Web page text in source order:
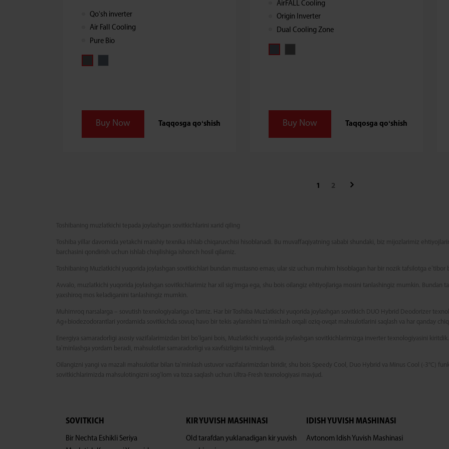
Qoʻsh inverter
Air Fall Cooling
Pure Bio
Buy Now Taqqosga qoʻshish
haroratni yanada tekis ushlash va
mahsulotlarning musaffoligini saqlash
imkonini beradi.
AirFALL Cooling
Origin Inverter
Dual Cooling Zone
Buy Now Taqqosga qoʻshish
1 2
Toshibaning muzlatkichi tepada joylashgan sovitkichlarini xarid qiling
Toshiba yillar davomida yetakchi maishiy texnika ishlab chiqaruvchisi hisoblanadi. Bu muvaffaqiyatning sababi shundaki, biz mijozlarimiz
barchasini qondirish uchun ishlab chiqilishiga ishonch hosil qilamiz.
Toshibaning Muzlatkichi yuqorida joylashgan sovitkichlari bundan mustasno emas; ular siz uchun muhim hisoblagan har bir nozik tafsilotga eʼtibor
Avvalo, muzlatkichi yuqorida joylashgan sovitkichlarimiz har xil sigʻimga ega, shu bois oilangiz ehtiyojlariga mosini tanlashingiz mumkin. Bundan
yaxshiroq mos keladiganini tanlashingiz mumkin.
Muhimroq narsalarga – sovutish texnologiyalariga oʻtamiz. Har bir Toshiba Muzlatkichi yuqorida joylashgan sovitkich DUO Hybrid Deodorizer
Ag+biodezodorantlari yordamida sovitkichda sovuq havo bir tekis aylanishini taʼminlash orqali oziq-ovqat mahsulotlarini saqlash va har qanday
Energiya samaradorligi asosiy vazifalarimizdan biri boʻlgani bois, Muzlatkichi yuqorida joylashgan sovitkichlarimizga inverter texnologiyasini
taʼminlashga yordam beradi, mahsulotlar samaradorligi va xavfsizligini taʼminlaydi.
Oilangizni yangi va mazali mahsulotlar bilan taʼminlash ustuvor vazifalarimizdan biridir, shu bois Speedy Cool, Duo Hybrid va Minus Cool (-3°C)
sovitkichlarimizda mahsulotingizni sogʻlom va toza saqlash uchun Ultra-Fresh texnologiyasi mavjud.
SOVITKICH
Bir Nechta Eshikli Seriya
KIR YUVISH MASHINASI
Old tarafdan yuklanadigan kir yuvish
IDISH YUVISH MASHINASI
Avtonom Idish Yuvish Mashinasi